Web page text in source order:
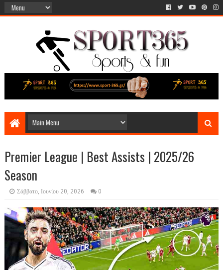
Premier League | Best Assists | 2025/26
Season
Σάββατο, Ιουνίου 20, 2026 0